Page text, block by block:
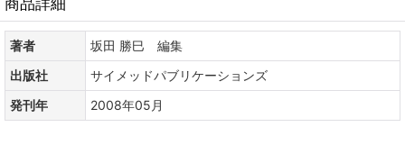
著者
坂田 勝巳 編集
出版社
サイメッドパブリケーションズ
発刊年
2008年05月